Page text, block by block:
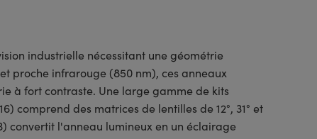
industrielle nécessitant une géométrie
proche infrarouge (850 nm), ces anneaux
à fort contraste. Une large gamme de kits
comprend des matrices de lentilles de 12°, 31° et
convertit l'anneau lumineux en un éclairage